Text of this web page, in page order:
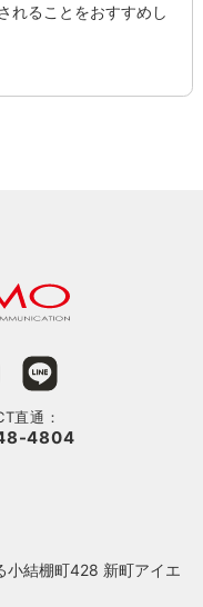
れることをおすすめし
直通：
4804
小結棚町428 新町アイエ